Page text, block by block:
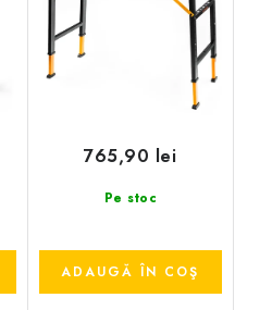
Pe stoc
765,90 lei
ADAUGĂ ÎN COŞ